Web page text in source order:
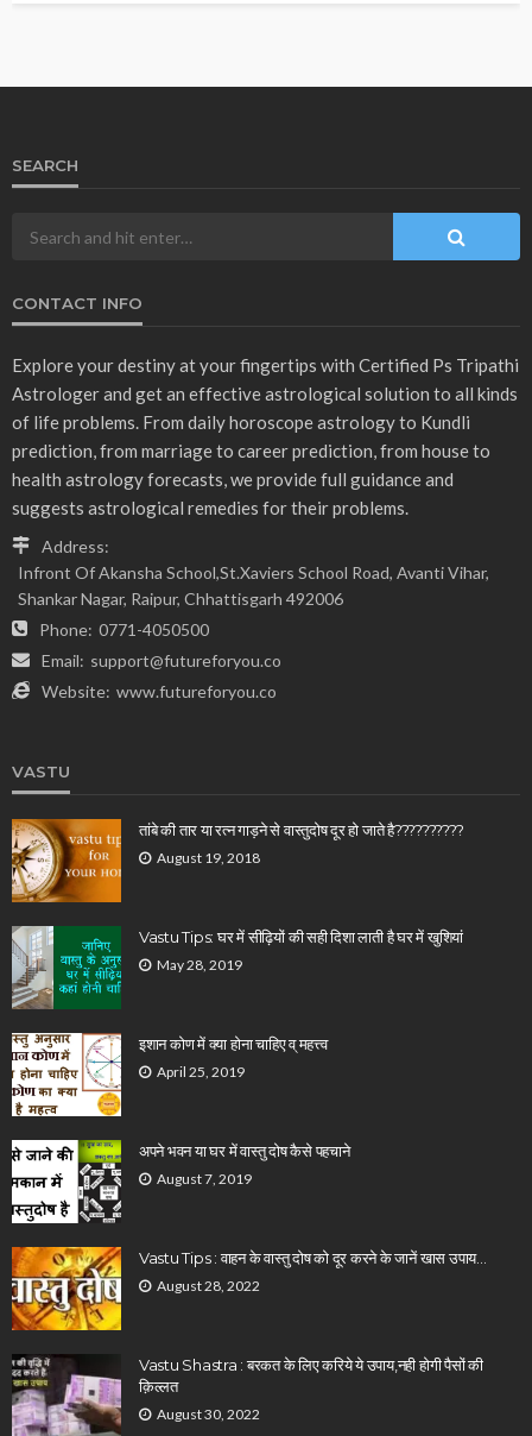
SEARCH
CONTACT INFO
Explore your destiny at your fingertips with Certified Ps Tripathi
Astrologer and get an effective astrological solution to all kinds
of life problems. From daily horoscope astrology to Kundli
prediction, from marriage to career prediction, from house to
health astrology forecasts, we provide full guidance and
suggests astrological remedies for their problems.
Address:
Infront Of Akansha School,St.Xaviers School Road, Avanti Vihar,
Shankar Nagar, Raipur, Chhattisgarh 492006
Phone: 0771-4050500
Email: support@futureforyou.co
Website: www.futureforyou.co
VASTU
तांबे की तार या रत्न गाड़ने से वास्तुदोष दूर हो जाते है??????????
August 19, 2018
Vastu Tips: घर में सीढ़ियों की सही दिशा लाती है घर में खुशियां
May 28, 2019
इशान कोण में क्या होना चाहिए व् महत्त्व
April 25, 2019
अपने भवन या घर में वास्तु दोष कैसे पहचाने
August 7, 2019
Vastu Tips : वाहन के वास्तु दोष को दूर करने के जानें खास उपाय…
August 28, 2022
Vastu Shastra : बरकत के लिए करिये ये उपाय,नही होगी पैसों की
क़िल्लत
August 30, 2022